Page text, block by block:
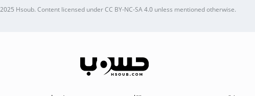
Hsoub.Content licensed underCC BY-NC-SA 4.0unless mentioned otherwise.